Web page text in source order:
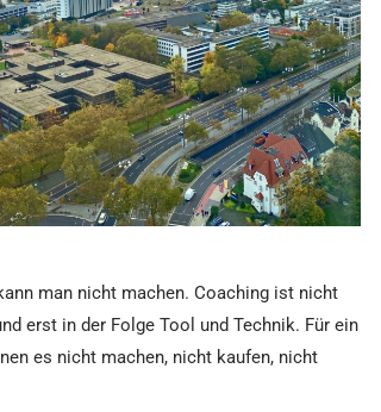
man nicht machen. Coaching ist nicht
erst in der Folge Tool und Technik. Für ein
es nicht machen, nicht kaufen, nicht